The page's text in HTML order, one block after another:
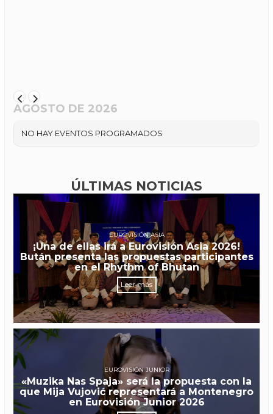
AGOSTO DE 2026
NO HAY EVENTOS PROGRAMADOS
ÚLTIMAS NOTICIAS
EUROVISIÓN ASIA
¡Una de ellas irá a Eurovisión Asia 2026!
Bután presenta las propuestas participantes
en el Rhythm of Bhutan
Leer más
EUROVISIÓN JUNIOR
«Muzika Nas Spaja» será la propuesta con la
que Mija Vujović representará a Montenegro
en Eurovisión Junior 2026